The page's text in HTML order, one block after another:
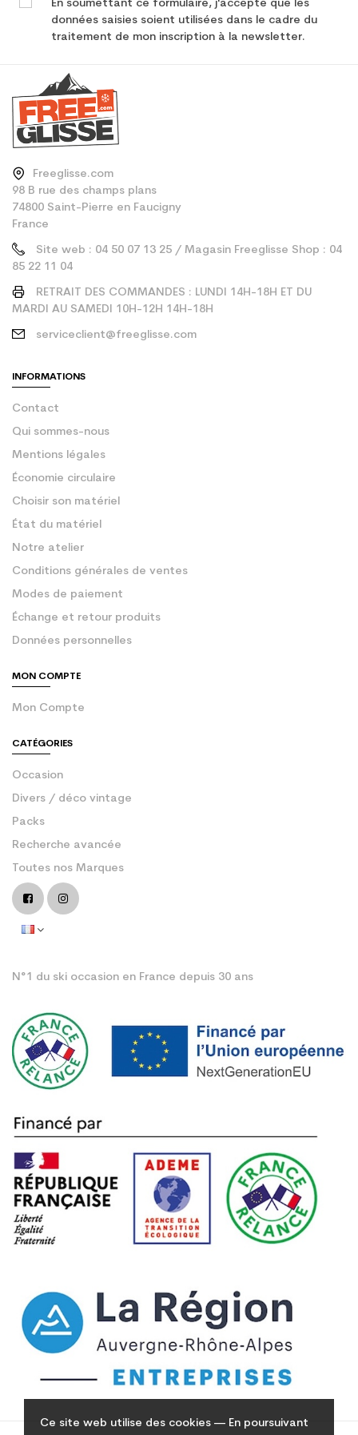
Ce site web utilise des cookies — En poursuivant
En soumettant ce formulaire, j'accepte que les
données saisies soient utilisées dans le cadre du
traitement de mon inscription à la newsletter.
Freeglisse.com
98 B rue des champs plans
74800 Saint-Pierre en Faucigny
France
Site web : 04 50 07 13 25 / Magasin Freeglisse Shop : 04
85 22 11 04
RETRAIT DES COMMANDES : LUNDI 14H-18H ET DU
MARDI AU SAMEDI 10H-12H 14H-18H
serviceclient@freeglisse.com
INFORMATIONS
Contact
Qui sommes-nous
Mentions légales
Économie circulaire
Choisir son matériel
État du matériel
Notre atelier
Conditions générales de ventes
Modes de paiement
Échange et retour produits
Données personnelles
MON COMPTE
Mon Compte
CATÉGORIES
Occasion
Divers / déco vintage
Packs
Recherche avancée
Toutes nos Marques
N°1 du ski occasion en France depuis 30 ans